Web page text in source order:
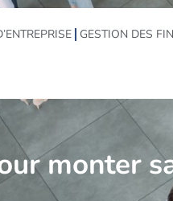
GESTION DES
monter